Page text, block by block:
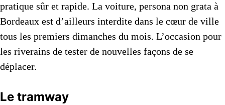
pratique sûr et rapide. La voiture, persona non grata à
Bordeaux est d’ailleurs interdite dans le cœur de ville
tous les premiers dimanches du mois. L’occasion pour
les riverains de tester de nouvelles façons de se
déplacer.
Le tramway